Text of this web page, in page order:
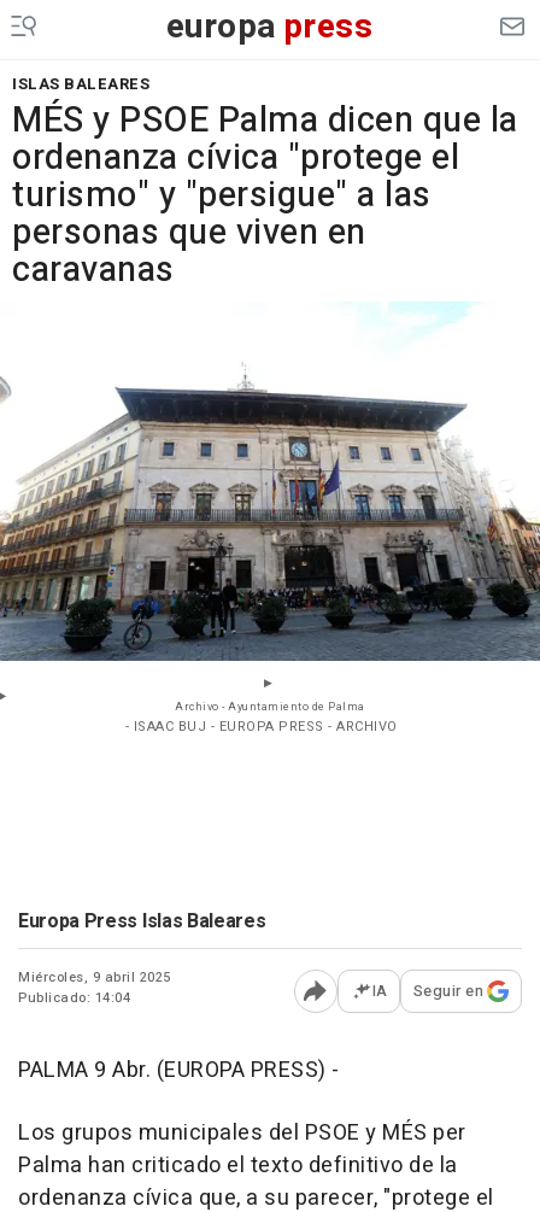
europa press
ISLAS BALEARES
MÉS y PSOE Palma dicen que la
ordenanza cívica "protege el
turismo" y "persigue" a las
personas que viven en
caravanas
Archivo - Ayuntamiento de Palma
- ISAAC BUJ - EUROPA PRESS - ARCHIVO
Europa Press Islas Baleares
Miércoles, 9 abril 2025
Publicado: 14:04
Abrir opciones para
IA Seguir en
PALMA 9 Abr. (EUROPA PRESS) -
Los grupos municipales del PSOE y MÉS per
Palma han criticado el texto definitivo de la
ordenanza cívica que, a su parecer, "protege el